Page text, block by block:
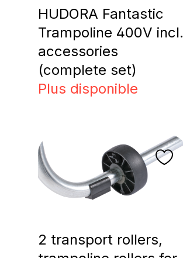
HUDORA Fantastic
Trampoline 400V incl.
accessories
(complete set)
Plus disponible
2 transport rollers,